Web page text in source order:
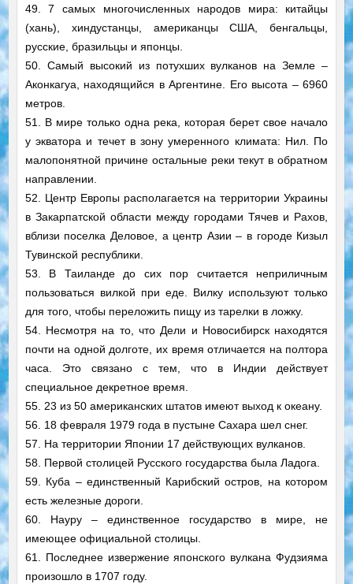
49. 7 самых многочисленных народов мира: китайцы
(хань), хиндустанцы, американцы США, бенгальцы,
русские, бразильцы и японцы.
50. Самый высокий из потухших вулканов на Земле –
Аконкагуа, находящийся в Аргентине. Его высота – 6960
метров.
51. В мире только одна река, которая берет свое начало
у экватора и течет в зону умеренного климата: Нил. По
малопонятной причине остальные реки текут в обратном
направлении.
52. Центр Европы располагается на территории Украины
в Закарпатской области между городами Тячев и Рахов,
вблизи поселка Деловое, а центр Азии – в городе Кизыл
Тувинской республики.
53. В Таиланде до сих пор считается неприличным
пользоваться вилкой при еде. Вилку используют только
для того, чтобы переложить пищу из тарелки в ложку.
54. Несмотря на то, что Дели и Новосибирск находятся
почти на одной долготе, их время отличается на полтора
часа. Это связано с тем, что в Индии действует
специальное декретное время.
55. 23 из 50 американских штатов имеют выход к океану.
56. 18 февраля 1979 года в пустыне Сахара шел снег.
57. На территории Японии 17 действующих вулканов.
58. Первой столицей Русского государства была Ладога.
59. Куба – единственный Карибский остров, на котором
есть железные дороги.
60. Науру – единственное государство в мире, не
имеющее официальной столицы.
61. Последнее извержение японского вулкана Фудзияма
произошло в 1707 году.